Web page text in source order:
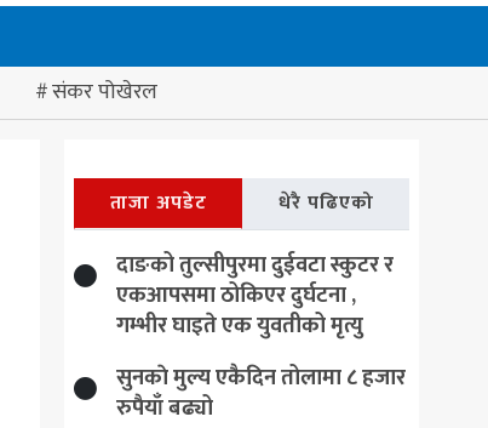
संकर पोखेरल
ताजा अपडेट धेरै पढिएको
दाङको तुल्सीपुरमा दुईवटा स्कुटर र
एकआपसमा ठोकिएर दुर्घटना ,
गम्भीर घाइते एक युवतीको मृत्यु
सुनकाे मुल्य एकैदिन तोलामा ८ हजार
रुपैयाँ बढ्यो